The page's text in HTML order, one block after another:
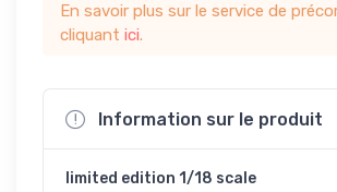
En savoir plus sur le service de
cliquant ici.
Information sur le produit
limited edition 1/18 scale